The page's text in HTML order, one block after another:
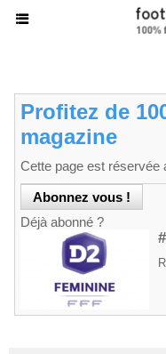
Profitez de
magazine
Cette page est réservée
Déjà abonné ?